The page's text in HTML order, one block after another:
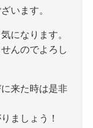
います。
になります。
んのでよろし
来た時は是非
ましょう！